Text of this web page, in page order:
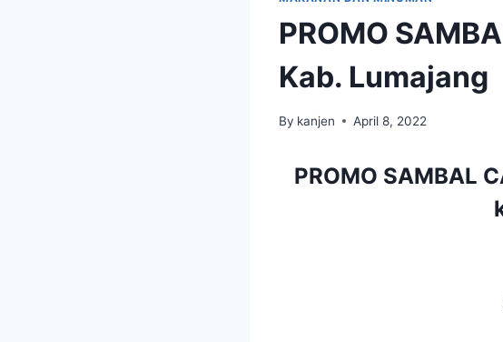
PROMO
Kab. Lumajang
By kanjen April 8, 2022
PROMO SAMBAL